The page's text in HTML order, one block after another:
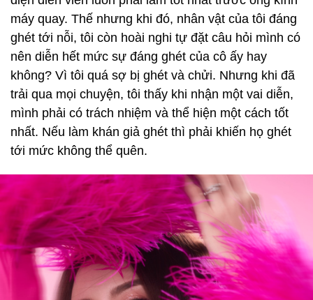
máy quay. Thế nhưng khi đó, nhân vật của tôi đáng
ghét tới nỗi, tôi còn hoài nghi tự đặt câu hỏi mình có
nên diễn hết mức sự đáng ghét của cô ấy hay
không? Vì tôi quá sợ bị ghét và chửi. Nhưng khi đã
trải qua mọi chuyện, tôi thấy khi nhận một vai diễn,
mình phải có trách nhiệm và thể hiện một cách tốt
nhất. Nếu làm khán giả ghét thì phải khiến họ ghét
tới mức không thể quên.